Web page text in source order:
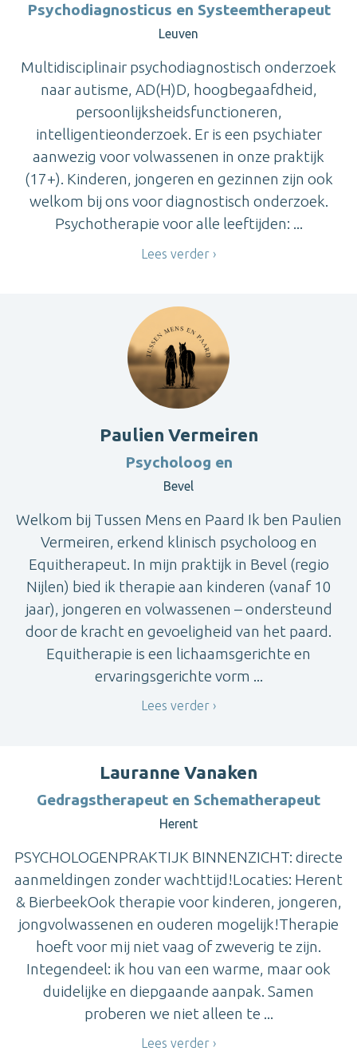
Psychodiagnosticus en Systeemtherapeut
Leuven
Multidisciplinair psychodiagnostisch onderzoek
naar autisme, AD(H)D, hoogbegaafdheid,
persoonlijksheidsfunctioneren,
intelligentieonderzoek. Er is een psychiater
aanwezig voor volwassenen in onze praktijk
(17+). Kinderen, jongeren en gezinnen zijn ook
welkom bij ons voor diagnostisch onderzoek.
Psychotherapie voor alle leeftijden: ...
Lees verder
Paulien Vermeiren
Psycholoog en
Bevel
Welkom bij Tussen Mens en Paard Ik ben Paulien
Vermeiren, erkend klinisch psycholoog en
Equitherapeut. In mijn praktijk in Bevel (regio
Nijlen) bied ik therapie aan kinderen (vanaf 10
jaar), jongeren en volwassenen – ondersteund
door de kracht en gevoeligheid van het paard.
Equitherapie is een lichaamsgerichte en
ervaringsgerichte vorm ...
Lees verder
Lauranne Vanaken
Gedragstherapeut en Schematherapeut
Herent
PSYCHOLOGENPRAKTIJK BINNENZICHT: directe
aanmeldingen zonder wachttijd!Locaties: Herent
& BierbeekOok therapie voor kinderen, jongeren,
jongvolwassenen en ouderen mogelijk!Therapie
hoeft voor mij niet vaag of zweverig te zijn.
Integendeel: ik hou van een warme, maar ook
duidelijke en diepgaande aanpak. Samen
proberen we niet alleen te ...
Lees verder